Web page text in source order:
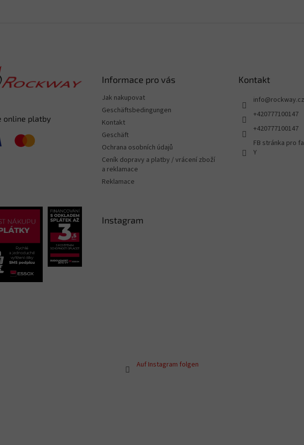
online platby
Informace pro vás
Jak nakupovat
Geschäftsbedingungen
Kontakt
Geschäft
Ochrana osobních údajů
Ceník dopravy a platby / vrácení zboží
a reklamace
Reklamace
Kontakt
info@rockway.cz
+420777100147
+420777100147
FB stránka pro
Y
Instagram
Auf Instagram folgen